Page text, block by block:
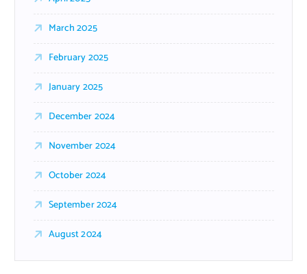
March 2025
February 2025
January 2025
December 2024
November 2024
October 2024
September 2024
August 2024